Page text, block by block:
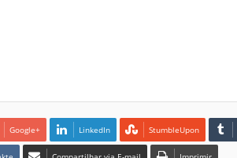
Google+ LinkedIn StumbleUpon